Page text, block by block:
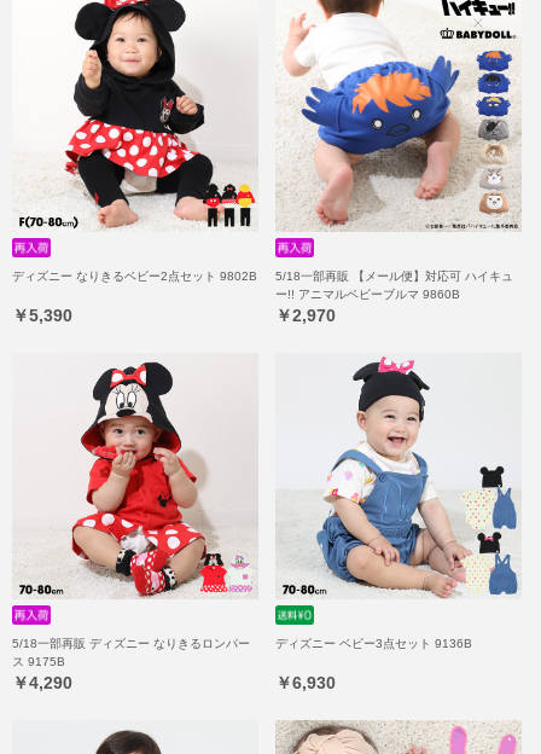
ディズニー なりきるベビー2点セット 9802B
￥5,390
5/18一部再販 【メール便】対応可 ハイキュ
ー!! アニマルベビーブルマ 9860B
￥2,970
5/18一部再販 ディズニー なりきるロンパー
ス 9175B
￥4,290
ディズニー ベビー3点セット 9136B
￥6,930